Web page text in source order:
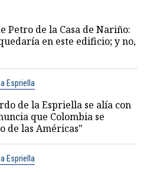
Petro de la Casa de Nariño:
en este edificio; y no,
Espriella
de la Espriella se alía con
que Colombia se
de las Américas"
Espriella